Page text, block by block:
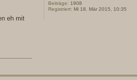
eh mit
Beiträge: 1908
Registriert: Mi 18. Mär 2015, 10:35